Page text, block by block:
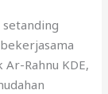
Rahnu KDE,